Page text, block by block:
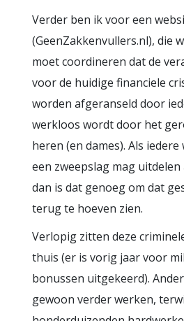
Verder ben ik voor een
(GeenZakkenvullers.nl), die
moet coordineren dat de
voor de huidige financiele
worden afgeranseld door
werkloos wordt door het
heren (en dames). Als
een zweepslag mag
dan is dat genoeg om dat
terug te hoeven zien.
Verlopig zitten deze
thuis (er is vorig jaar voor
bonussen uitgekeerd).
gewoon verder werken,